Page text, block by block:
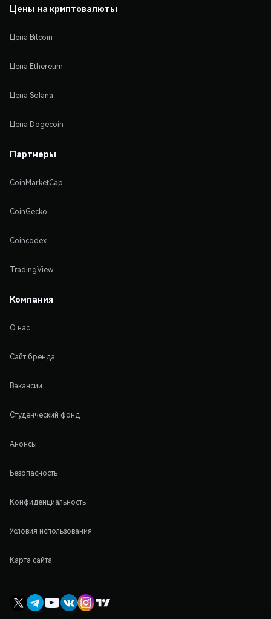
Цены на криптовалюты
Цена Bitcoin
Цена Ethereum
Цена Solana
Цена Dogecoin
Партнеры
CoinMarketCap
CoinGecko
Coincodex
TradingView
Компания
О нас
Сайт бренда
Вакансии
Студенческий фонд
Анонсы
Безопасность
Конфиденциальность
Условия использования
Карта сайта